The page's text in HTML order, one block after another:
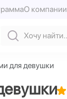
О компании
для девушки